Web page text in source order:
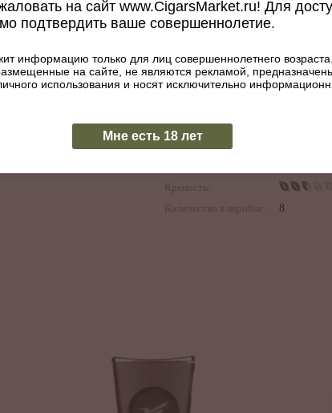
Диаметр, мм:
21
Размер:
Начинка:
Бразилия,
Связующий лист:
Крепость:
Количество в коробке:
8
на сайт www.CigarsMarket.ru! Для
подтвердить ваше совершеннолетие.
информацию только для лиц совершеннолетнего возраста.
на сайте, не являются рекламой,
использования и носят исключительно
Мне есть 18 лет